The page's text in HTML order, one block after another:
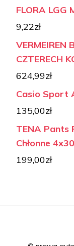
FLORA LGG
9,22zł
VERMEIREN
CZTERECH
624,99zł
Casio Sport
135,00zł
TENA Pants
Chłonne
199,00zł